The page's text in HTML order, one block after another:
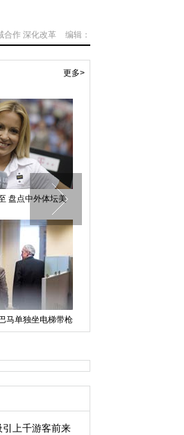
编辑：
合作 深化改革
更多>
盘点中外体坛美
马单独坐电梯带枪
上千游客前来